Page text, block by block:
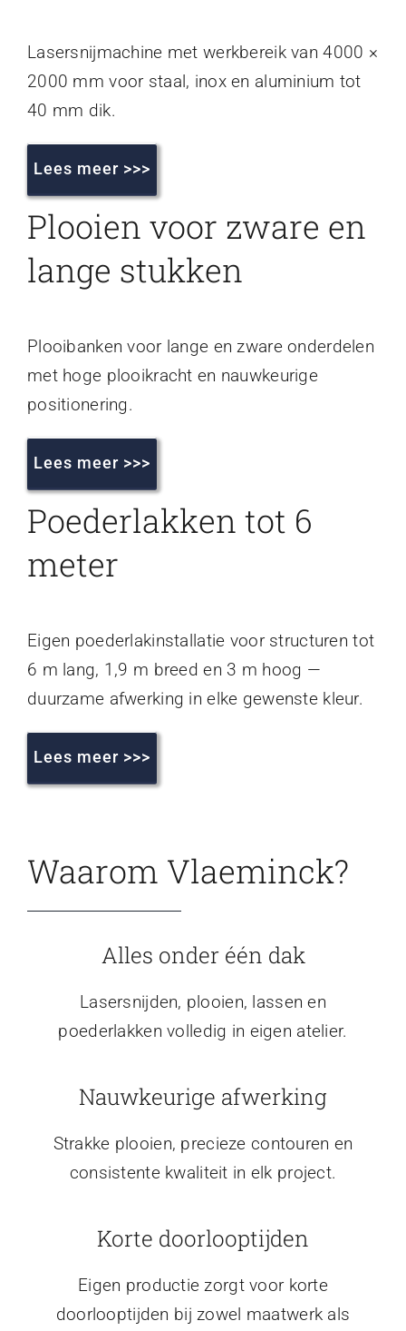
Lasersnijmachine met werkbereik van 4000 ×
2000 mm voor staal, inox en aluminium tot
40 mm dik.
Lees meer >>>
Plooien voor zware en
lange stukken
Plooibanken voor lange en zware onderdelen
met hoge plooikracht en nauwkeurige
positionering.
Lees meer >>>
Poederlakken tot 6
meter
Eigen poederlakinstallatie voor structuren tot
6 m lang, 1,9 m breed en 3 m hoog —
duurzame afwerking in elke gewenste kleur.
Lees meer >>>
Waarom Vlaeminck?
Alles onder één dak
Lasersnijden, plooien, lassen en
poederlakken volledig in eigen atelier.
Nauwkeurige afwerking
Strakke plooien, precieze contouren en
consistente kwaliteit in elk project.
Korte doorlooptijden
Eigen productie zorgt voor korte
doorlooptijden bij zowel maatwerk als